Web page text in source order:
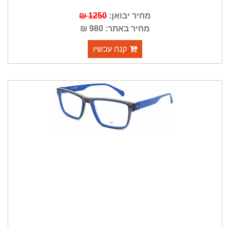
מחיר יבואן: 1250 ₪
מחיר באתר: 980 ₪
קנה עכשיו